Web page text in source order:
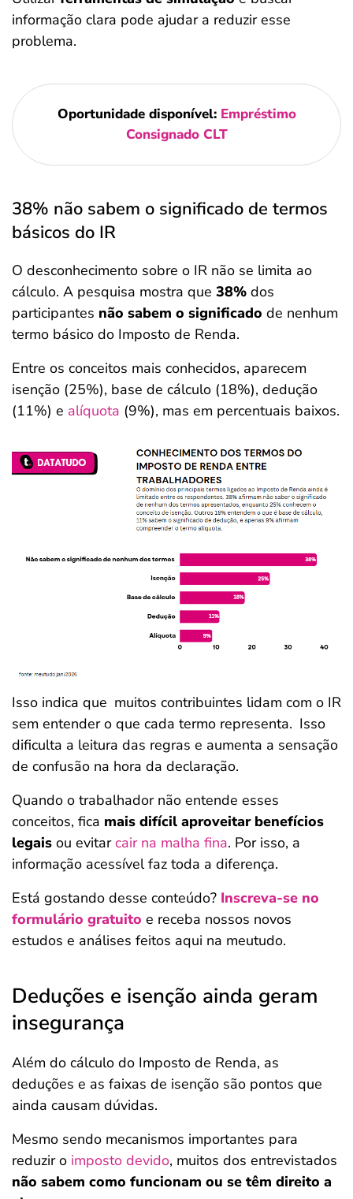
informação clara pode ajudar a reduzir esse
problema.
Oportunidade disponível: Empréstimo
Consignado CLT
38% não sabem o significado de termos
básicos do IR
O desconhecimento sobre o IR não se limita ao
cálculo. A pesquisa mostra que 38% dos
participantes não sabem o significado de nenhum
termo básico do Imposto de Renda.
Entre os conceitos mais conhecidos, aparecem
isenção (25%), base de cálculo (18%), dedução
(11%) e alíquota (9%), mas em percentuais baixos.
Isso indica que muitos contribuintes lidam com o IR
sem entender o que cada termo representa. Isso
dificulta a leitura das regras e aumenta a sensação
de confusão na hora da declaração.
Quando o trabalhador não entende esses
conceitos, fica mais difícil aproveitar benefícios
legais ou evitarcair na malha fina. Por isso, a
informação acessível faz toda a diferença.
Está gostando desse conteúdo? Inscreva-se no
formulário gratuito e receba nossos novos
estudos e análises feitos aqui na meutudo.
Deduções e isenção ainda geram
insegurança
Além do cálculo do Imposto de Renda, as
deduções e as faixas de isenção são pontos que
ainda causam dúvidas.
Mesmo sendo mecanismos importantes para
reduzir o imposto devido, muitos dos entrevistados
não sabem como funcionam ou se têm direito a